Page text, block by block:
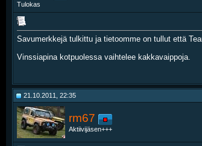
Tulokas
Savumerkkejä tulkittu ja tietoomme on tullut että
Vinssiapina kotpuolessa vaihtelee kakkavaippoja.
21.10.2011, 22:35
rm67
Aktiivijäsen+++